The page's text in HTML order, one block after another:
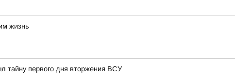
жизнь
тайну первого дня вторжения ВСУ